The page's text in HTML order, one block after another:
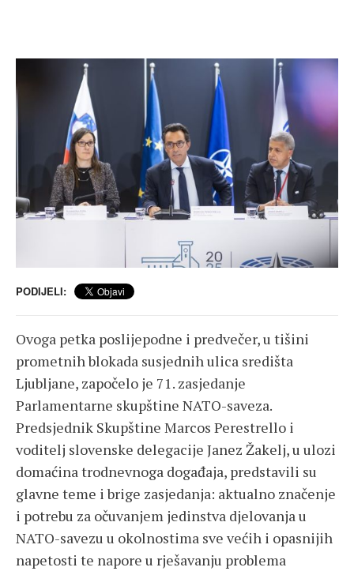
PODIJELI:
Ovoga petka poslijepodne i predvečer, u tišini
prometnih blokada susjednih ulica središta
Ljubljane, započelo je 71. zasjedanje
Parlamentarne skupštine NATO-saveza.
Predsjednik Skupštine Marcos Perestrello i
voditelj slovenske delegacije Janez Žakelj, u ulozi
domaćina trodnevnoga događaja, predstavili su
glavne teme i brige zasjedanja: aktualno značenje
i potrebu za očuvanjem jedinstva djelovanja u
NATO-savezu u okolnostima sve većih i opasnijih
napetosti te napore u rješavanju problema